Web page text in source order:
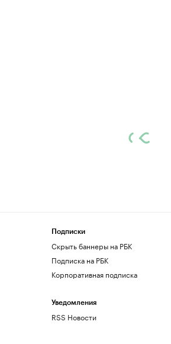
Подписки
Скрыть баннеры на РБК
Подписка на РБК
Корпоративная подписка
Уведомления
RSS Новости